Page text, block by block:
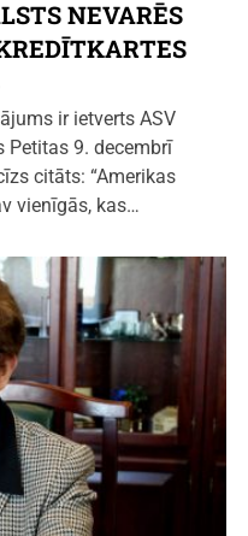
NEVARĒS
ir ietverts ASV
Petitas 9. decembrī
citāts: “Amerikas
vienīgās, kas…